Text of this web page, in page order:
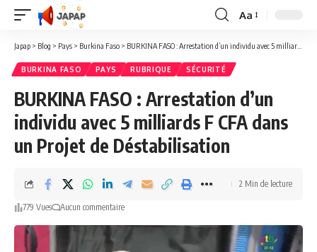
Redimensionner
la
Aa
Japap > Blog > Pays > Burkina Faso > BURKINA FASO : Arrestation d’un individu avec 5 milliards F CFA dans un Projet de Déstabilisation
BURKINA FASO PAYS RUBRIQUE SÉCURITÉ
BURKINA FASO : Arrestation d’un
individu avec 5 milliards F CFA dans
un Projet de Déstabilisation
779 Vues Aucun commentaire
2 Min de lecture